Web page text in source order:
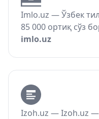
Imlo.uz — Ўзбек
85 000 ортиқ сўз
imlo.uz
Izoh.uz — Izoh.uz —